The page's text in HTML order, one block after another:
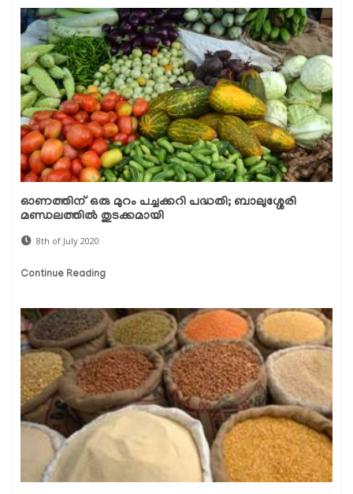
ഓണത്തിന് ഒരു മുറം പച്ചക്കറി പദ്ധതി; ബാലുശ്ശേരി
മണ്ഡലത്തില്‍ തുടക്കമായി
8th of July 2020
Continue Reading